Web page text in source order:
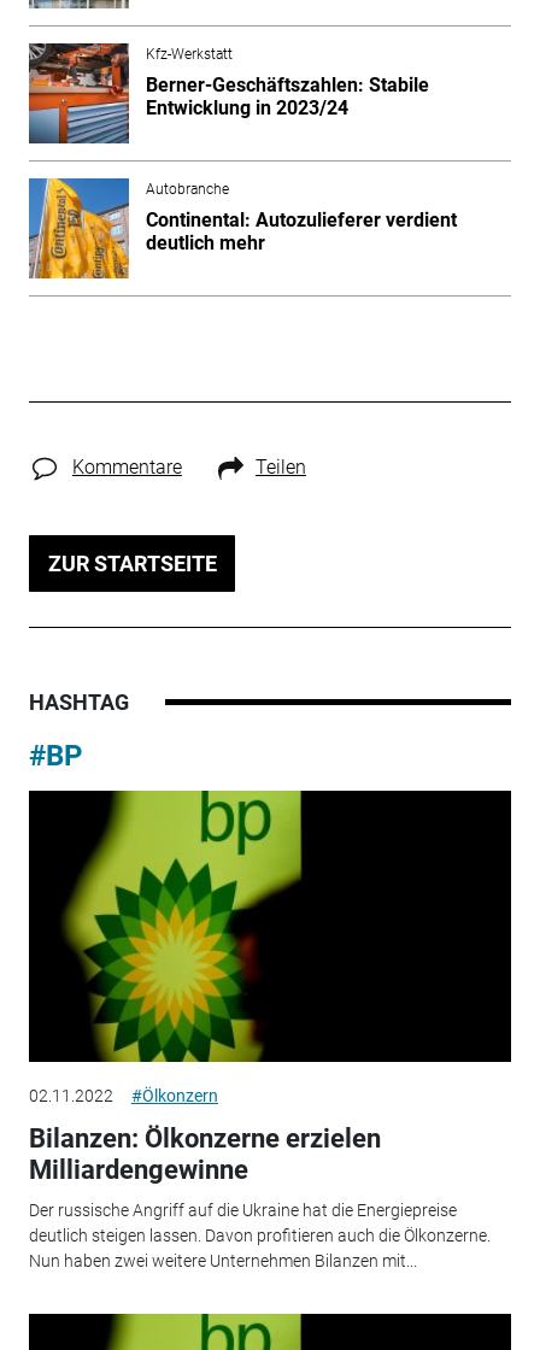
Kfz-Werkstatt
Berner-Geschäftszahlen: Stabile
Entwicklung in 2023/24
Autobranche
Continental: Autozulieferer verdient
deutlich mehr
Kommentare Teilen
ZUR STARTSEITE
HASHTAG
#BP
02.11.2022 #Ölkonzern
Bilanzen: Ölkonzerne erzielen
Milliardengewinne
Der russische Angriff auf die Ukraine hat die Energiepreise
deutlich steigen lassen. Davon profitieren auch die Ölkonzerne.
Nun haben zwei weitere Unternehmen Bilanzen mit...